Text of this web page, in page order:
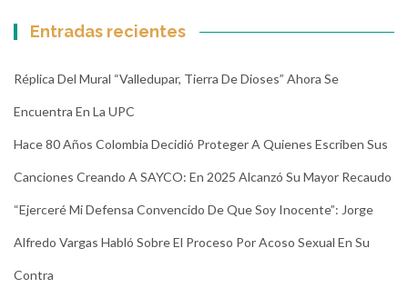
Entradas recientes
Réplica Del Mural “Valledupar, Tierra De Dioses” Ahora Se
Encuentra En La UPC
Hace 80 Años Colombia Decidió Proteger A Quienes Escriben Sus
Canciones Creando A SAYCO: En 2025 Alcanzó Su Mayor Recaudo
“Ejerceré Mi Defensa Convencido De Que Soy Inocente”: Jorge
Alfredo Vargas Habló Sobre El Proceso Por Acoso Sexual En Su
Contra